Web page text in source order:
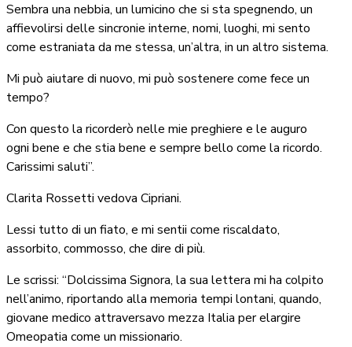
Sembra una nebbia, un lumicino che si sta spegnendo, un
affievolirsi delle sincronie interne, nomi, luoghi, mi sento
come estraniata da me stessa, un’altra, in un altro sistema.
Mi può aiutare di nuovo, mi può sostenere come fece un
tempo?
Con questo la ricorderò nelle mie preghiere e le auguro
ogni bene e che stia bene e sempre bello come la ricordo.
Carissimi saluti”.
Clarita Rossetti vedova Cipriani.
Lessi tutto di un fiato, e mi sentii come riscaldato,
assorbito, commosso, che dire di più.
Le scrissi: “Dolcissima Signora, la sua lettera mi ha colpito
nell’animo, riportando alla memoria tempi lontani, quando,
giovane medico attraversavo mezza Italia per elargire
Omeopatia come un missionario.